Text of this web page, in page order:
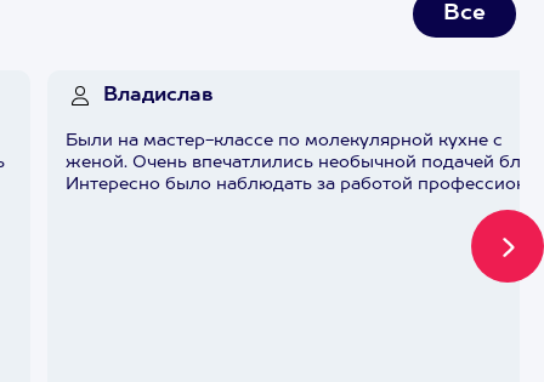
Все
Владислав
Были на мастер-классе по молекулярной кухне с
женой. Очень впечатлились необычной подачей
Интересно было наблюдать за работой